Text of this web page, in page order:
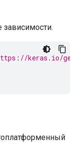
зависимости.
keras.io/